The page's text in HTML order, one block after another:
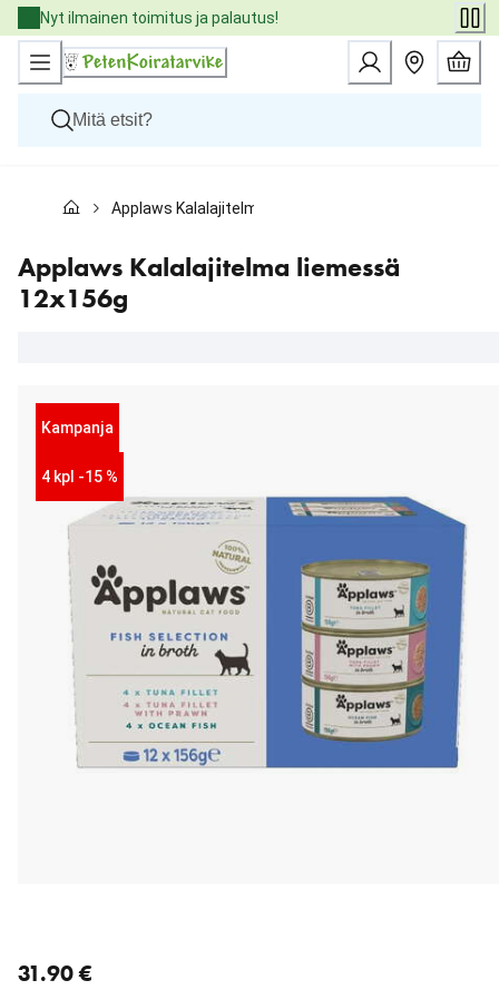
Skip
to
Content
Nyt ilmainen toimitus ja palautus!
Kissat
Eläinlääkäriruoat
Tuotemerkit
Uutuudet
Applaws Kalalajitelma liemessä 12x156g
Applaws Kalalajitelma liemessä
12x156g
Kampanja
4 kpl -15 %
31.90 €